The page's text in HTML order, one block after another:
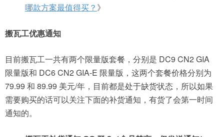
哪款方案最值得买？ 》
搬瓦工优惠通知
目前搬瓦工一共有两个限量版套餐，分别是 DC9 CN2 GIA
限量版和 DC6 CN2 GIA-E 限量版，这两个套餐价格分别为
79.99 和 89.99 美元/年，目前都是处于缺货状态，所以如果
需要购买的话可以关注下面的补货通知，有货了会第一时间
通知的。